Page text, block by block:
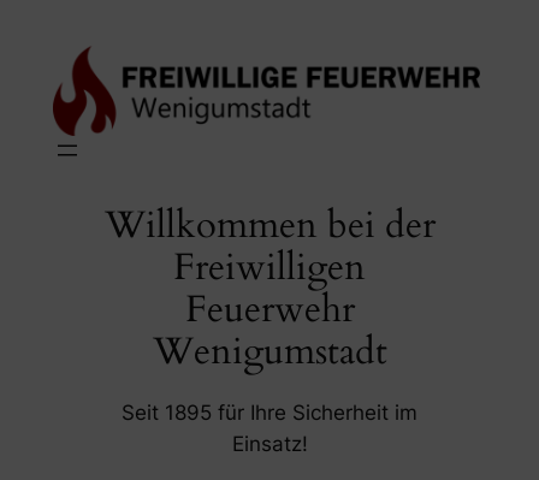
springen
Willkommen bei der
Freiwilligen
Feuerwehr
Wenigumstadt
Seit 1895 für Ihre Sicherheit im
Einsatz!